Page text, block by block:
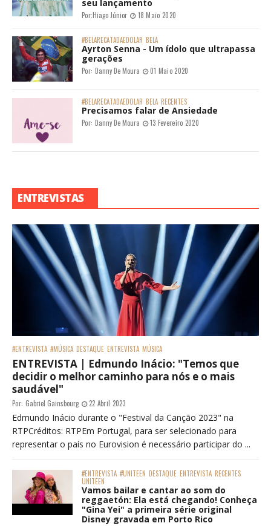
seu lançamento
Por:Hiago Júnior 18 Maio 2020
#BELARECATADAEDOLAR BELA
Ayrton Senna - Um ídolo que ultrapassa
gerações
Por: Danny De Moura 01 Maio 2020
#BELARECATADAEDOLAR BELA RECENTES
Precisamos falar de Ansiedade
Por: Danny De Moura 13 Fevereiro 2020
ENTREVISTAS
#ENTREVISTA #MÚSICA DESTAQUE ENTREVISTA MÚSICA
ENTREVISTA | Edmundo Inácio: "Temos que
decidir o melhor caminho para nós e o mais
saudável"
Por: Gabriel Gainsbourg 22 Abril 2023
Edmundo Inácio durante o "Festival da Canção 2023" na
RTPCréditos: RTPEm Portugal, para ser selecionado para
representar o país no Eurovision é necessário participar do ...
#ENTREVISTA #UNITEEN DESTAQUE ENTREVISTA RECENTES
UNITEEN
Vamos bailar e cantar ao som do
reggaetón: Ela está chegando! Conheça
"Gina Yei" a primeira série original
Disney gravada em Porto Rico